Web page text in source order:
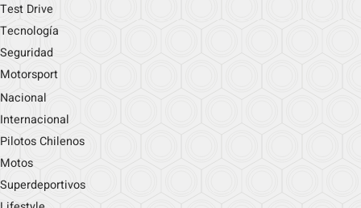
Test Drive
Tecnología
Seguridad
Motorsport
Nacional
Internacional
Pilotos Chilenos
Motos
Superdeportivos